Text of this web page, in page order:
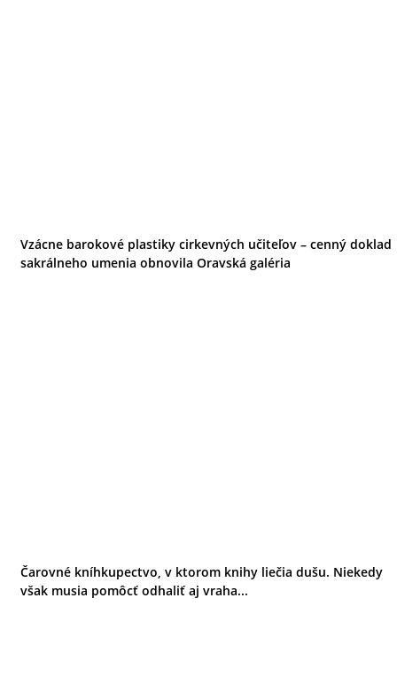
Vzácne barokové plastiky cirkevných učiteľov – cenný doklad
sakrálneho umenia obnovila Oravská galéria
Čarovné kníhkupectvo, v ktorom knihy liečia dušu. Niekedy
však musia pomôcť odhaliť aj vraha...